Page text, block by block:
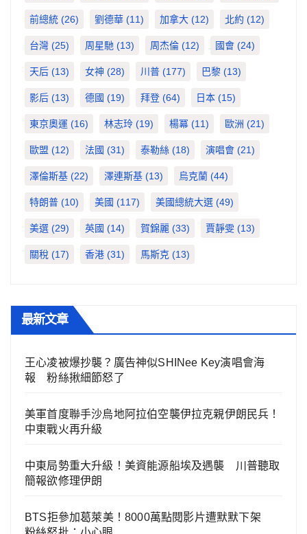
前總統 (26) 劉德華 (11) 加拿大 (12) 北約 (12)
台灣 (25) 周星馳 (13) 周杰倫 (12) 國會 (24)
天后 (13) 女神 (28) 川普 (177) 巴黎 (13)
影后 (13) 德國 (19) 拜登 (64) 日本 (15)
東京奧運 (16) 林志玲 (19) 楊冪 (11) 歐洲 (21)
歐盟 (12) 法國 (31) 泰勒絲 (18) 演唱會 (21)
澤倫斯基 (22) 澤連斯基 (13) 烏克蘭 (44)
特朗普 (10) 美國 (117) 美國總統大選 (49)
美選 (29) 英國 (14) 賀錦麗 (33) 賈靜雯 (13)
關稅 (17) 香港 (31) 馬斯克 (13)
最新文章
王心凌被爆抄襲？廣告神似SHINee Key演唱會海
報 粉絲揪細節怒了
美軍首度聯手沙烏地阿拉伯空襲伊拉克親伊朗民兵！
中東戰火再升級
中東局勢重大升級！美資能源船埃及遇襲 川普聽取
簡報欲修理伊朗
BTS拒參加葛萊美！8000萬點閱影片遭默默下架